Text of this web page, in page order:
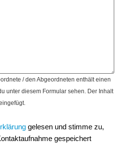
/ den Abgeordneten enthält einen
unter diesem Formular sehen. Der Inhalt
gelesen und stimme zu,
gespeichert